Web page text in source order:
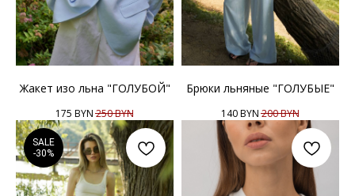
Жакет изо льна "ГОЛУБОЙ"
175 BYN 250BYN
Брюки льняные "ГОЛУБЫЕ"
140BYN 200BYN
SALE
-30%